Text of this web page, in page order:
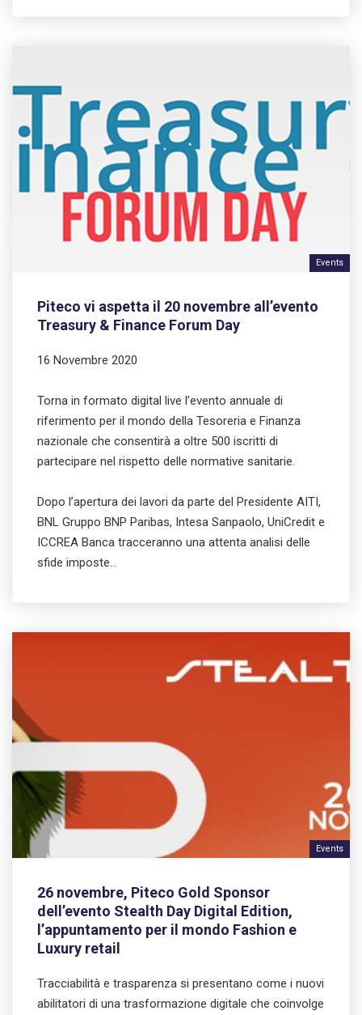
Events
Piteco vi aspetta il 20 novembre all’evento
Treasury & Finance Forum Day
16 Novembre 2020
Torna in formato digital live l’evento annuale di
riferimento per il mondo della Tesoreria e Finanza
nazionale che consentirà a oltre 500 iscritti di
partecipare nel rispetto delle normative sanitarie.
Dopo l’apertura dei lavori da parte del Presidente AITI,
BNL Gruppo BNP Paribas, Intesa Sanpaolo, UniCredit e
ICCREA Banca tracceranno una attenta analisi delle
sfide imposte…
Events
26 novembre, Piteco Gold Sponsor
dell’evento Stealth Day Digital Edition,
l’appuntamento per il mondo Fashion e
Luxury retail
Tracciabilità e trasparenza si presentano come i nuovi
abilitatori di una trasformazione digitale che coinvolge